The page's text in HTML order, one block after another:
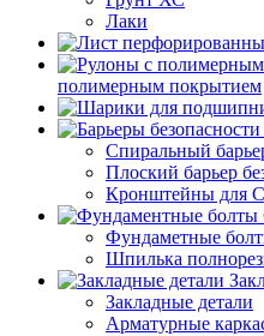
Лаки
полимерным покрытием
Спиральный
Плоский барьер
Кронштейны для
Фундаметные
Шпилька
Закладные детали
Арматурные